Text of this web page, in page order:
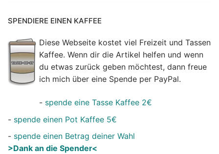
SPENDIERE EINEN KAFFEE
Diese Webseite kostet viel Freizeit und Tassen
Kaffee. Wenn dir die Artikel helfen und wenn
du etwas zurück geben möchtest, dann freue
ich mich über eine Spende per PayPal.
- spende eine Tasse Kaffee 2€
- spende einen Pot Kaffee 5€
- spende einen Betrag deiner Wahl
>Dank an die Spender<